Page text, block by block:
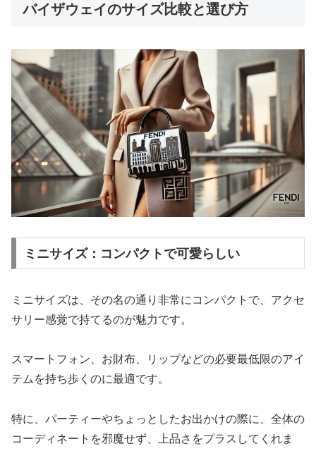
バイザウェイのサイズ比較と選び方
ミニサイズ：コンパクトで可愛らしい
ミニサイズは、その名の通り非常にコンパクトで、アクセ
サリー感覚で持てるのが魅力です。
スマートフォン、お財布、リップなどの必要最低限のアイ
テムを持ち歩くのに最適です。
特に、パーティーやちょっとしたお出かけの際に、全体の
コーディネートを邪魔せず、上品さをプラスしてくれま